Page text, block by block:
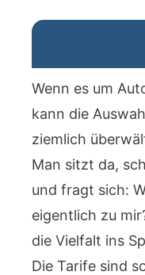
Wenn es um
kann die
ziemlich
Man sitzt da,
und fragt sich:
eigentlich zu
die Vielfalt ins
Die Tarife sind